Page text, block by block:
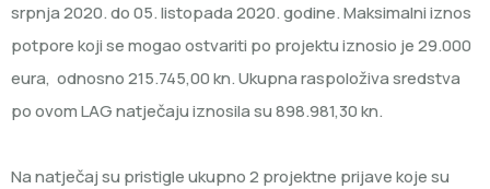
srpnja 2020. do 05. listopada 2020. godine. Maksimalni iznos
potpore koji se mogao ostvariti po projektu iznosio je 29.000
eura, odnosno 215.745,00 kn. Ukupna raspoloživa sredstva
po ovom LAG natječaju iznosila su 898.981,30 kn.
Na natječaj su pristigle ukupno 2 projektne prijave koje su